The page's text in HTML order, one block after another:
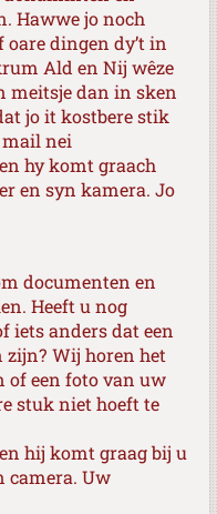
Hawwe jo noch
dingen dy’t in
Ald en Nij wêze
meitsje dan in sken
jo it kostbere stik
mail nei
en hy komt graach
en syn kamera. Jo
documenten en
Heeft u nog
iets anders dat een
Wij horen het
of een foto van uw
stuk niet hoeft te
en hij komt graag bij u
camera. Uw